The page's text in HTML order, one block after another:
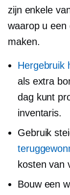
zijn enkele
waarop u een
maken.
Hergebruik
als extra
dag kunt
inventaris.
Gebruik
kosten van
Bouw een